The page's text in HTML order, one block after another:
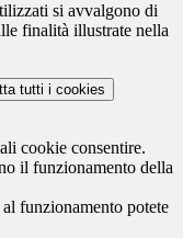
si avvalgono di
finalità illustrate nella
tutti i cookies
cookie consentire.
il funzionamento della
funzionamento potete